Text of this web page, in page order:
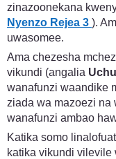
zinazoonekana
Nyenzo Rejea 3 ).
uwasomee.
Ama chezesha
vikundi (angalia
wanafunzi waandike
ziada wa mazoezi na
wanafunzi ambao
Katika somo
katika vikundi vilevile